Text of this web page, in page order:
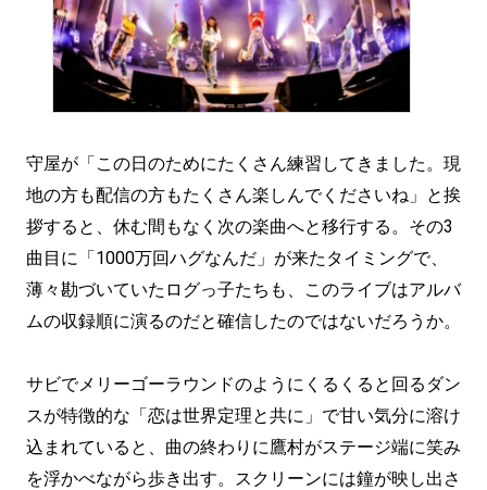
守屋が「この日のためにたくさん練習してきました。現
地の方も配信の方もたくさん楽しんでくださいね」と挨
拶すると、休む間もなく次の楽曲へと移行する。その3
曲目に「1000万回ハグなんだ」が来たタイミングで、
薄々勘づいていたログっ子たちも、このライブはアルバ
ムの収録順に演るのだと確信したのではないだろうか。
サビでメリーゴーラウンドのようにくるくると回るダン
スが特徴的な「恋は世界定理と共に」で甘い気分に溶け
込まれていると、曲の終わりに鷹村がステージ端に笑み
を浮かべながら歩き出す。スクリーンには鐘が映し出さ